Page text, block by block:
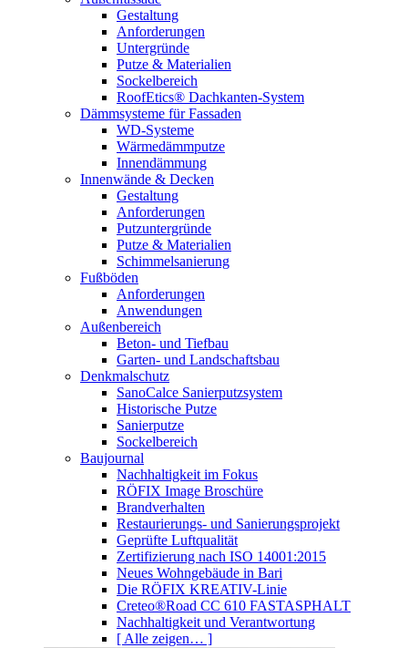
Gestaltung
Anforderungen
Untergründe
Putze & Materialien
Sockelbereich
RoofEtics® Dachkanten-System
Dämmsysteme für Fassaden
WD-Systeme
Wärmedämmputze
Innendämmung
Innenwände & Decken
Gestaltung
Anforderungen
Putzuntergründe
Putze & Materialien
Schimmelsanierung
Fußböden
Anforderungen
Anwendungen
Außenbereich
Beton- und Tiefbau
Garten- und Landschaftsbau
Denkmalschutz
SanoCalce Sanierputzsystem
Historische Putze
Sanierputze
Sockelbereich
Baujournal
Nachhaltigkeit im Fokus
RÖFIX Image Broschüre
Brandverhalten
Restaurierungs- und Sanierungsprojekt
Geprüfte Luftqualität
Zertifizierung nach ISO 14001:2015
Neues Wohngebäude in Bari
Die RÖFIX KREATIV-Linie
Creteo®Road CC 610 FASTASPHALT
Nachhaltigkeit und Verantwortung
[ Alle zeigen… ]